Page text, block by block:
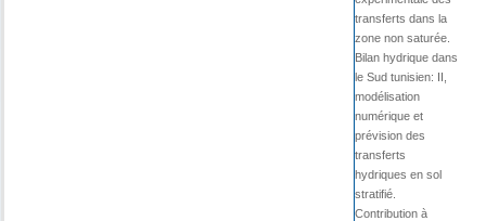
transferts dans la
zone non saturée.
Bilan hydrique dans
le Sud tunisien: II,
modélisation
numérique et
prévision des
transferts
hydriques en sol
stratifié.
Contribution à